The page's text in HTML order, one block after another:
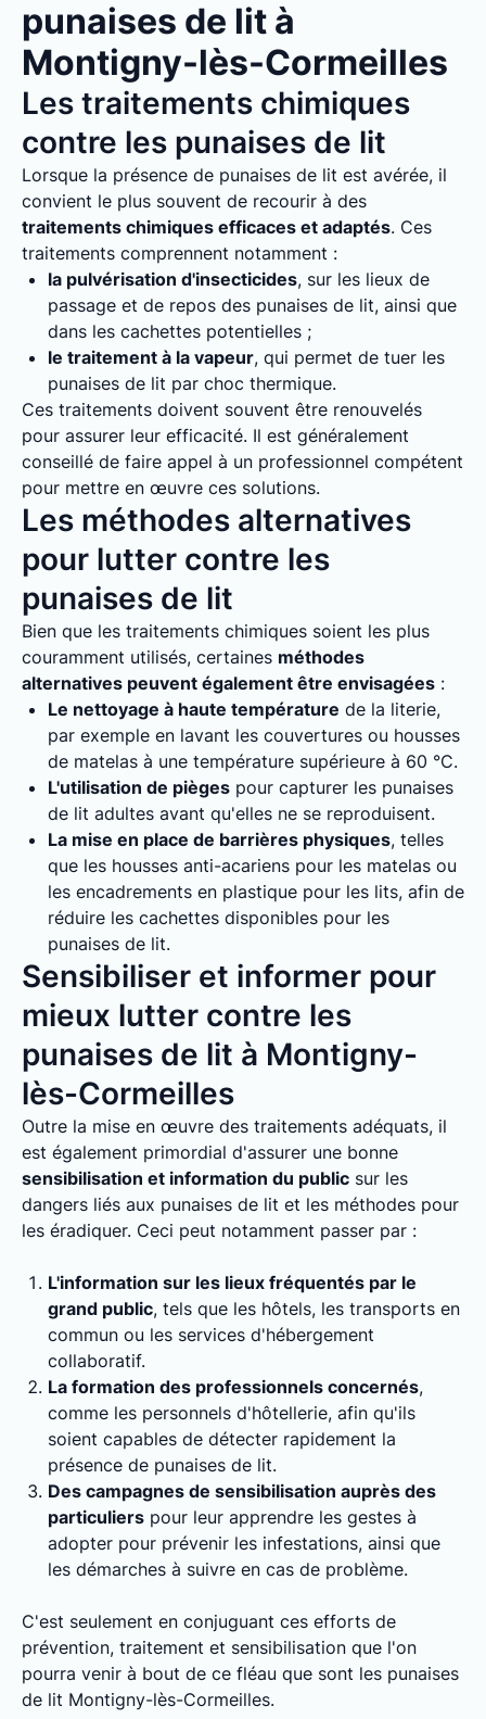
punaises de lit à
Montigny-lès-Cormeilles
Les traitements chimiques
contre les punaises de lit
Lorsque la présence de punaises de lit est avérée, il
convient le plus souvent de recourir à des
traitements chimiques efficaces et adaptés. Ces
traitements comprennent notamment :
la pulvérisation d'insecticides, sur les lieux de
passage et de repos des punaises de lit, ainsi que
dans les cachettes potentielles ;
le traitement à la vapeur, qui permet de tuer les
punaises de lit par choc thermique.
Ces traitements doivent souvent être renouvelés
pour assurer leur efficacité. Il est généralement
conseillé de faire appel à un professionnel compétent
pour mettre en œuvre ces solutions.
Les méthodes alternatives
pour lutter contre les
punaises de lit
Bien que les traitements chimiques soient les plus
couramment utilisés, certaines méthodes
alternatives peuvent également être envisagées :
Le nettoyage à haute température de la literie,
par exemple en lavant les couvertures ou housses
de matelas à une température supérieure à 60 °C.
L'utilisation de pièges pour capturer les punaises
de lit adultes avant qu'elles ne se reproduisent.
La mise en place de barrières physiques, telles
que les housses anti-acariens pour les matelas ou
les encadrements en plastique pour les lits, afin de
réduire les cachettes disponibles pour les
punaises de lit.
Sensibiliser et informer pour
mieux lutter contre les
punaises de lit à Montigny-
lès-Cormeilles
Outre la mise en œuvre des traitements adéquats, il
est également primordial d'assurer une bonne
sensibilisation et information du public sur les
dangers liés aux punaises de lit et les méthodes pour
les éradiquer. Ceci peut notamment passer par :
L'information sur les lieux fréquentés par le
grand public, tels que les hôtels, les transports en
commun ou les services d'hébergement
collaboratif.
La formation des professionnels concernés,
comme les personnels d'hôtellerie, afin qu'ils
soient capables de détecter rapidement la
présence de punaises de lit.
Des campagnes de sensibilisation auprès des
particuliers pour leur apprendre les gestes à
adopter pour prévenir les infestations, ainsi que
les démarches à suivre en cas de problème.
C'est seulement en conjuguant ces efforts de
prévention, traitement et sensibilisation que l'on
pourra venir à bout de ce fléau que sont les punaises
de lit Montigny-lès-Cormeilles.